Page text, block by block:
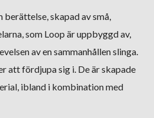
berättelse, skapad av små,
som Loop är uppbyggd av,
av en sammanhållen slinga.
att fördjupa sig i. De är skapade
ibland i kombination med